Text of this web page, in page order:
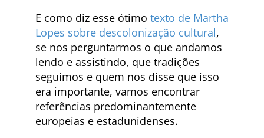
E como diz esse ótimo texto de Martha
Lopes sobre descolonização cultural,
se nos perguntarmos o que andamos
lendo e assistindo, que tradições
seguimos e quem nos disse que isso
era importante, vamos encontrar
referências predominantemente
europeias e estadunidenses.